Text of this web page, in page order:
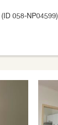
(ID 058-NP04599)